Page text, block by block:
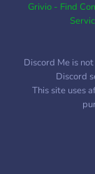
Grivio - Find
Discord Me is
Discord
This site uses